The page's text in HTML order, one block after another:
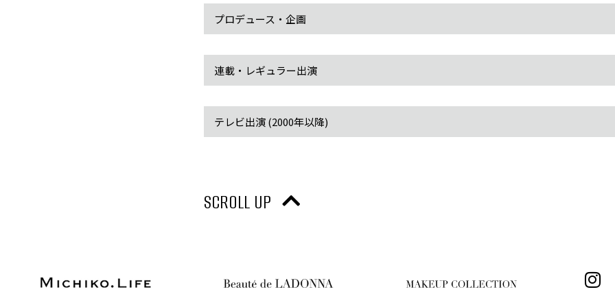
プロデュース・企画
連載・レギュラー出演
テレビ出演 (2000年以降)
SCROLL UP
I
n